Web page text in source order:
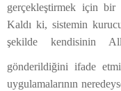
gerçekleştirmek için bir
Kaldı ki, sistemin
şekilde kendisinin
gönderildiğini ifade
uygulamalarının